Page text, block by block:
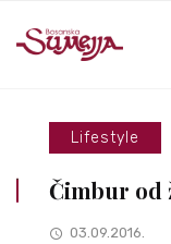
Lifestyle
Čimbur od
03.09.2016.